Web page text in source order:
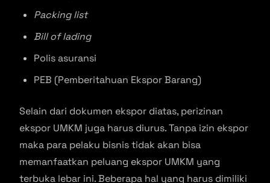
Packing list
Bill of lading
Polis asuransi
PEB (Pemberitahuan Ekspor Barang)
Selain dari dokumen ekspor diatas, perizinan
ekspor UMKM juga harus diurus. Tanpa izin ekspor
maka para pelaku bisnis tidak akan bisa
memanfaatkan peluang ekspor UMKM yang
terbuka lebar ini. Beberapa hal yang harus dimiliki